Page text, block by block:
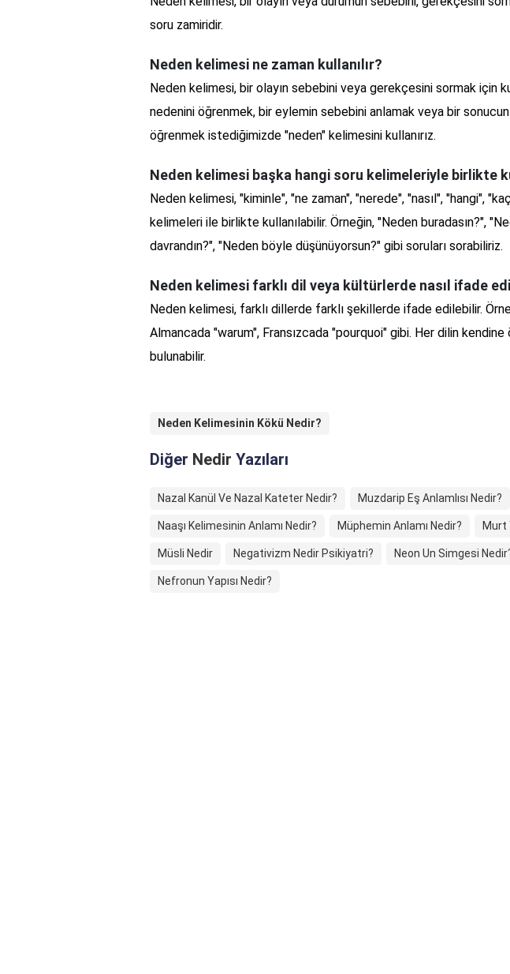
soru zamiridir.
Neden kelimesi ne zaman kullanılır?
Neden kelimesi, bir olayın sebebini veya gerekçesini sormak için
nedenini öğrenmek, bir eylemin sebebini anlamak veya bir
öğrenmek istediğimizde "neden" kelimesini kullanırız.
Neden kelimesi başka hangi soru kelimeleriyle birlikte
Neden kelimesi, "kiminle", "ne zaman", "nerede", "nasıl", "hangi",
kelimeleri ile birlikte kullanılabilir. Örneğin, "Neden buradasın?",
davrandın?", "Neden böyle düşünüyorsun?" gibi soruları sorabiliriz.
Neden kelimesi farklı dil veya kültürlerde nasıl ifade
Neden kelimesi, farklı dillerde farklı şekillerde ifade edilebilir.
Almancada "warum", Fransızcada "pourquoi" gibi. Her dilin
bulunabilir.
Neden Kelimesinin Kökü Nedir?
Diğer Nedir Yazıları
Nazal Kanül Ve Nazal Kateter Nedir? Muzdarip Eş Anlamlısı Nedir?
Naaşı Kelimesinin Anlamı Nedir? Müphemin Anlamı Nedir? Murt
Müsli Nedir Negativizm Nedir Psikiyatri? Neon Un Simgesi
Nefronun Yapısı Nedir?